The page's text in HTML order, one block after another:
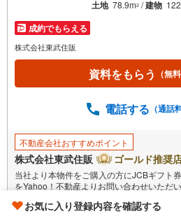
建物標準プラン木造二階建て95.0平米/1540
まずはお気軽にお問い合わせ下さい。
「室内・現地を見学する（無料）」よりイ
能です。
営業時間:10:30～20:00（定休日:火・水曜）
こちらのお時間帯はお電話でのお問い合わ
す。
土地 78.9m2 /建物
成約でもらえる
株式会社東武住販
資料をもらう （無料
電話する （通話
不動産会社おすすめポイント
株式会社東武住販 ゴールド推奨
当社より本物件をご購入の方にJCBギフト
をYahoo！不動産よりお問い合わせいただ
お気に入り登録内容を確認する